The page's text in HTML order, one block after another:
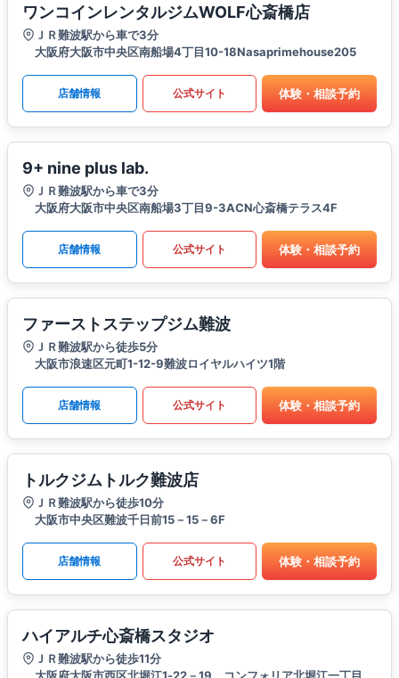
ワンコインレンタルジムWOLF心斎橋店
ＪＲ難波駅から車で3分
大阪府大阪市中央区南船場4丁目10-18Nasaprimehouse205
店舗情報 公式サイト 体験・相談予約
9+ nine plus lab.
ＪＲ難波駅から車で3分
大阪府大阪市中央区南船場3丁目9-3ACN心斎橋テラス4F
店舗情報 公式サイト 体験・相談予約
ファーストステップジム難波
ＪＲ難波駅から徒歩5分
大阪市浪速区元町1-12-9難波ロイヤルハイツ1階
店舗情報 公式サイト 体験・相談予約
トルクジムトルク難波店
ＪＲ難波駅から徒歩10分
大阪市中央区難波千日前15－15－6F
店舗情報 公式サイト 体験・相談予約
ハイアルチ心斎橋スタジオ
ＪＲ難波駅から徒歩11分